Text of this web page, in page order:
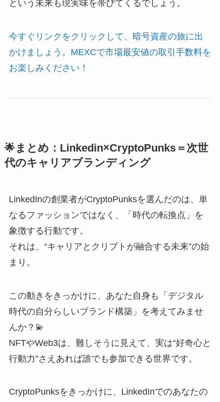
という未来も現実味を帯びてくるでしょう。
今すぐリンクをクリックして、暗号資産の旅に出
かけましょう。MEXCで市場最安値の取引手数料を
お楽しみください！
🌟まとめ：Linkedin×CryptoPunks＝次世
代のキャリアブランディング
LinkedInの創業者がCryptoPunksを選んだのは、単
なるファッションではなく、「時代の転換点」を
象徴する行動です。
それは、“キャリアとクリプトが融合する未来”の始
まり。
この動きをきっかけに、あなた自身も「デジタル
時代の自分らしいブランド構築」を考えてみませ
んか？💫
NFTやWeb3は、難しそうに見えて、実は“好奇心と
行動力”さえあれば誰でも参加できる世界です。
CryptoPunksをきっかけに、LinkedInでのあなたの